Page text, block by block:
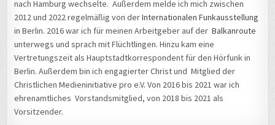
nach Hamburg wechselte. Außerdem melde ich mich zwischen
2012 und 2022 regelmäßig von derInternationalen Funkausstellung
in Berlin. 2016 war ich für meinen Arbeitgeber auf derBalkanroute
unterwegs und sprach mit Flüchtlingen. Hinzu kam eine
Vertretungszeit als Hauptstadtkorrespondent für den Hörfunk in
Berlin. Außerdem bin ich engagierter Christ und Mitglied der
Christlichen Medieninitiative pro e.V. Von 2016 bis 2021 war ich
ehrenamtliches Vorstandsmitglied, von 2018 bis 2021 als
Vorsitzender.